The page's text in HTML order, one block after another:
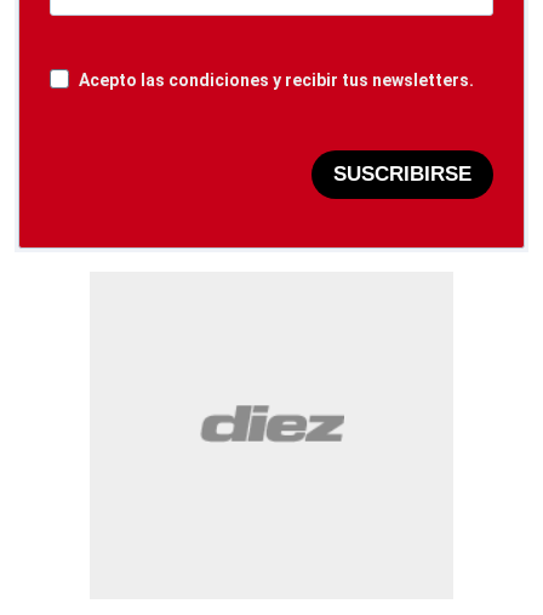
Acepto las condiciones y recibir tus newsletters.
SUSCRIBIRSE